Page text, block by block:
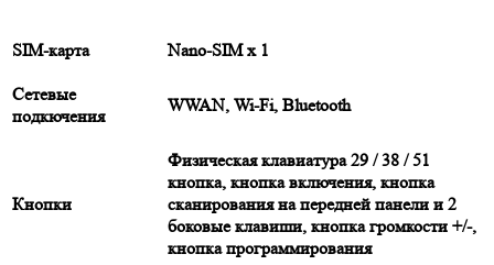
SIM-карта Nano-SIM x 1
Сетевые
подкючения
WWAN, Wi-Fi, Bluetooth
Кнопки
Физическая клавиатура 29 / 38 / 51
кнопка, кнопка включения, кнопка
сканирования на передней панели и 2
боковые клавиши, кнопка громкости +/-,
кнопка программирования